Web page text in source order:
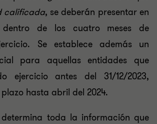
calificada, se deberán presentar en
de los cuatro meses de
Se establece además un
para aquellas entidades que
ejercicio antes del 31/12/2023,
hasta abril del 2024.
determina toda la información que